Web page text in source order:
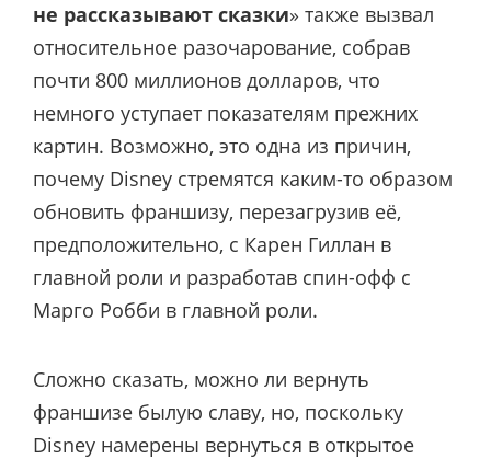
не рассказывают сказки» также вызвал
относительное разочарование, собрав
почти 800 миллионов долларов, что
немного уступает показателям прежних
картин. Возможно, это одна из причин,
почему Disney стремятся каким-то образом
обновить франшизу, перезагрузив её,
предположительно, с Карен Гиллан в
главной роли и разработав спин-офф с
Марго Робби в главной роли.
Сложно сказать, можно ли вернуть
франшизе былую славу, но, поскольку
Disney намерены вернуться в открытое